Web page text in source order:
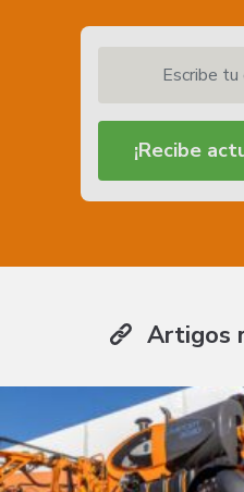
¡Recibe
Artigos